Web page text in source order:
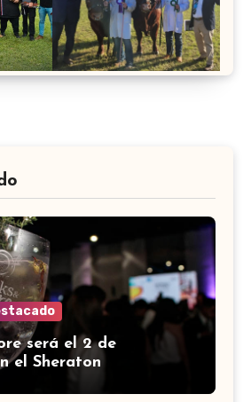
será el 2 de
el Sheraton